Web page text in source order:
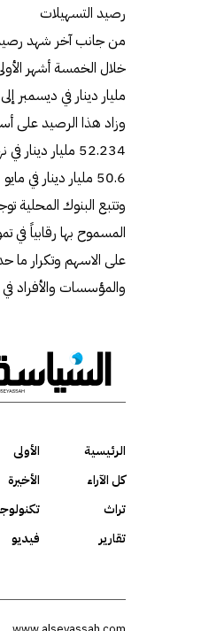
رصيد التسهيلات
من جانب آخر شهد رصيد
مليار دينار في ديسمبر إلى 52.267 مليار في نهاية مايو.
50.6 مليار دينار في مايو 2022.
وتتبع البنوك المحلية
المسموح بها رقابياً في
على الاسهم وتكرار ما
والمؤسسات والأفراد
الرئيسية الأولى
كل الآراء
الأخيرة
تراث
تقارير
فيديو